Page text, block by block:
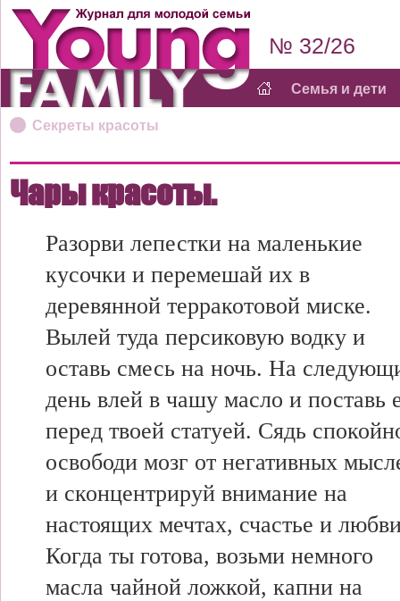
Секреты красоты
Чары красоты.
Разорви лепестки на маленькие
кусочки и перемешай их в
деревянной терракотовой миске.
Вылей туда персиковую водку и
оставь смесь на ночь. На
день влей в чашу масло и поставь
перед твоей статуей. Сядь
освободи мозг от негативных
и сконцентрируй внимание на
настоящих мечтах, счастье и
Когда ты готова, возьми немного
масла чайной ложкой, капни на
№ 32/26
Семья и дети